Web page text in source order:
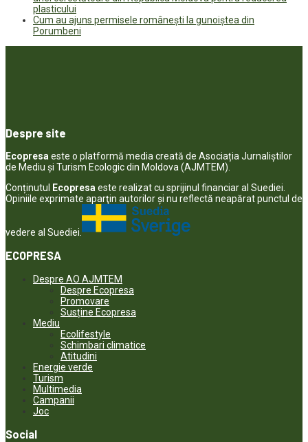
plasticului
Cum au ajuns permisele românești la gunoiștea din
Porumbeni
Despre site
Ecopresa este o platformă media creată de Asociația Jurnaliștilor
de Mediu și Turism Ecologic din Moldova (AJMTEM).
Conținutul
Ecopresa este realizat cu sprijinul financiar al Suediei.
Opiniile exprimate aparţin autorilor şi nu reflectă neapărat punctul de
vedere al Suediei.
ECOPRESA
Despre AO AJMTEM
Despre Ecopresa
Promovare
Susține Ecopresa
Mediu
Ecolifestyle
Schimbari climatice
Atitudini
Energie verde
Turism
Multimedia
Campanii
Joc
Social